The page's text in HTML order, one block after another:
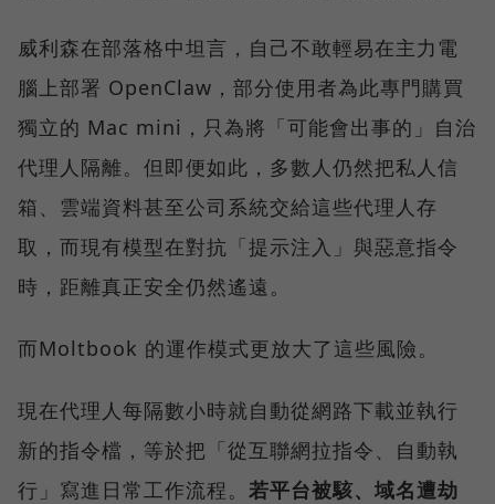
威利森在部落格中坦言，自己不敢輕易在主力電
腦上部署 OpenClaw，部分使用者為此專門購買
獨立的 Mac mini，只為將「可能會出事的」自治
代理人隔離。但即便如此，多數人仍然把私人信
箱、雲端資料甚至公司系統交給這些代理人存
取，而現有模型在對抗「提示注入」與惡意指令
時，距離真正安全仍然遙遠。
而Moltbook 的運作模式更放大了這些風險。
現在代理人每隔數小時就自動從網路下載並執行
新的指令檔，等於把「從互聯網拉指令、自動執
行」寫進日常工作流程。 若平台被駭、域名遭劫